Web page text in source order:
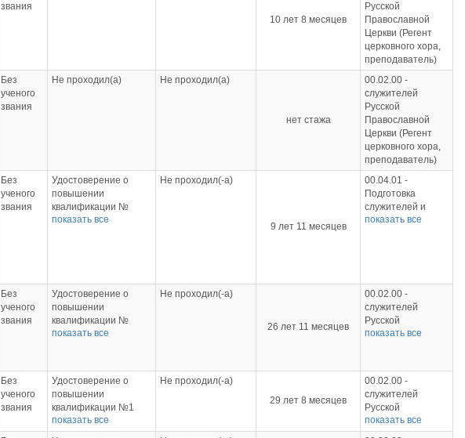
звания
10 лет 8 месяцев
Русской
Православной
Церкви (Регент
церковного хора,
преподаватель)
Без
ученого
звания
Не проходил(а) Не проходил(а)
нет стажа
00.02.00 -
служителей
Русской
Православной
Церкви (Регент
церковного хора,
преподаватель)
Без
ученого
звания
Удостоверение о
повышении
квалификации №
1140991 Религиозная
образования
"Воронежская
духовная семинария
Воронежской
марта 2024 г.
программа
подготовки
(повышение
квалификации) по
показать все
Не проходил(-а)
9 лет 11 месяцев
00.04.01 -
Подготовка
служителей и
религиозного
теология.
Основное
богословие);
00.02.00 -
Церкви (Регент
церковного хора,
преподаватель);
48.03.01 -
Теология
показать все
Без
ученого
звания
Удостоверение о
повышении
квалификации №
1140992 Религиозная
образовательная
организация высшего
образования
"Воронежская
показать все
Не проходил(-а)
26 лет 11 месяцев
00.02.00 -
служителей
Русской
Православной
преподаватель);
48.03.01 -
Теология
(Православная
показать все
Без
ученого
звания
Удостоверение о
повышении
квалификации №1
православная
религиозная
показать все
Не проходил(-а)
29 лет 8 месяцев
00.02.00 -
служителей
Русской
Православной
Церкви (Регент
показать все